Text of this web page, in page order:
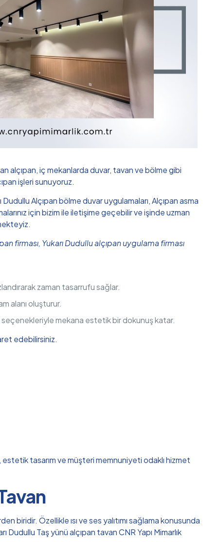
alçıpan, iç mekanlarda duvar, tavan ve bölme gibi
işleri sunuyoruz.
Alçıpan bölme duvar uygulamaları, Alçıpan asma
için bizim ile iletişime geçebilir ve işinde uzman
firması, Yukarı Dudullu alçıpan uygulama firması
zaman tasarrufu sağlar.
alanı oluşturur.
seçenekleriyle mekana estetik bir dokunuş katar.
edebilirsiniz.
estetik tasarım ve müşteri memnuniyeti odaklı hizmet
biridir. Özellikle ısı ve ses yalıtımı sağlama konusunda
Taş yünü alçıpan tavan CNR Yapı Mimarlık